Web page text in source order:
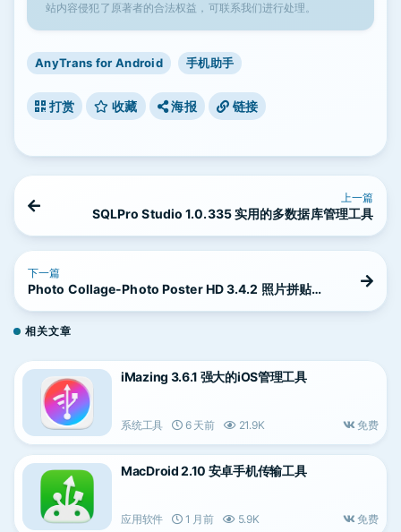
站内容侵犯了原著者的合法权益，可联系我们进行处理。
AnyTrans for Android 手机助手
打赏 收藏 海报 链接
上一篇
SQLPro Studio 1.0.335 实用的多数据库管理工具
下一篇
Photo Collage-Photo Poster HD 3.4.2 照片拼贴工
相关文章
iMazing 3.6.1 强大的iOS管理工具
系统工具 6 天前 21.9K 免费
MacDroid 2.10 安卓手机传输工具
应用软件 1 月前 5.9K 免费